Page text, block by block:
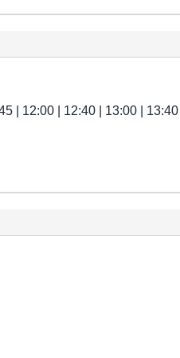
| 12:00 | 12:40 | 13:00 |